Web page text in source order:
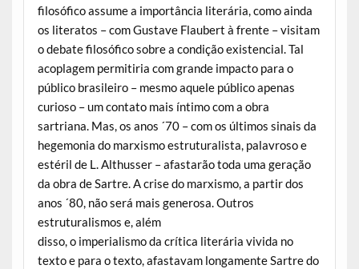
filosófico assume a importância literária, como ainda
os literatos – com Gustave Flaubert à frente – visitam
o debate filosófico sobre a condição existencial. Tal
acoplagem permitiria com grande impacto para o
público brasileiro – mesmo aquele público apenas
curioso – um contato mais íntimo com a obra
sartriana. Mas, os anos ´70 – com os últimos sinais da
hegemonia do marxismo estruturalista, palavroso e
estéril de L. Althusser – afastarão toda uma geração
da obra de Sartre. A crise do marxismo, a partir dos
anos ´80, não será mais generosa. Outros
estruturalismos e, além
disso, o imperialismo da crítica literária vivida no
texto e para o texto, afastavam longamente Sartre do